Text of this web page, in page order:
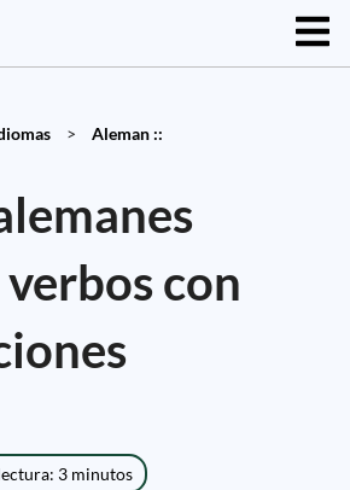
> Aleman ::
con
3 minutos